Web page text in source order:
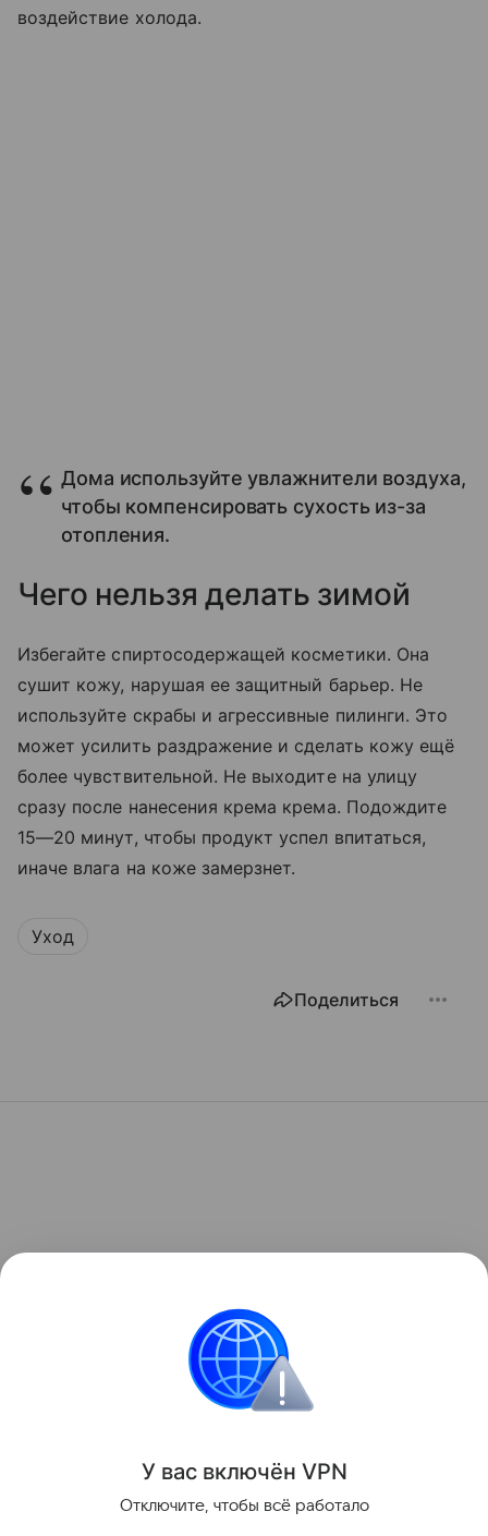
воздействие холода.
Дома используйте увлажнители воздуха,
чтобы компенсировать сухость из-за
отопления.
Чего нельзя делать зимой
Избегайте спиртосодержащей косметики. Она
сушит кожу, нарушая ее защитный барьер. Не
используйте скрабы и агрессивные пилинги. Это
может усилить раздражение и сделать кожу ещё
более чувствительной. Не выходите на улицу
сразу после нанесения крема крема. Подождите
15—20 минут, чтобы продукт успел впитаться,
иначе влага на коже замерзнет.
Уход
Поделиться
У вас включён VPN
Отключите, чтобы всё работало